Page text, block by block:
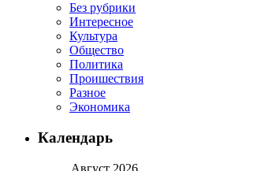
Без рубрики
Интересное
Культура
Общество
Политика
Проишествия
Разное
Экономика
Календарь
Август 2026